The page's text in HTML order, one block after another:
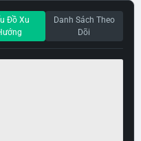
Đồ Xu
Danh Sách Theo
Dõi